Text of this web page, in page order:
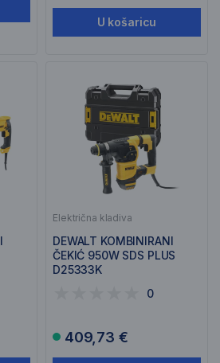
U košaricu
Električna kladiva
DEWALT KOMBINIRANI
ČEKIĆ 950W SDS PLUS
D25333K
0
409,73 €